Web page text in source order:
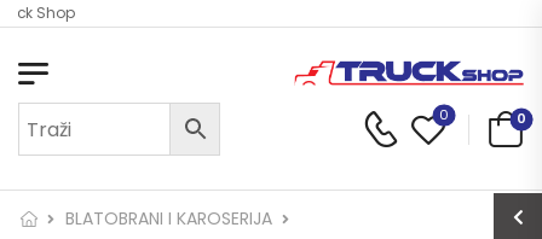
Shop
0 0
BLATOBRANI I KAROSERIJA